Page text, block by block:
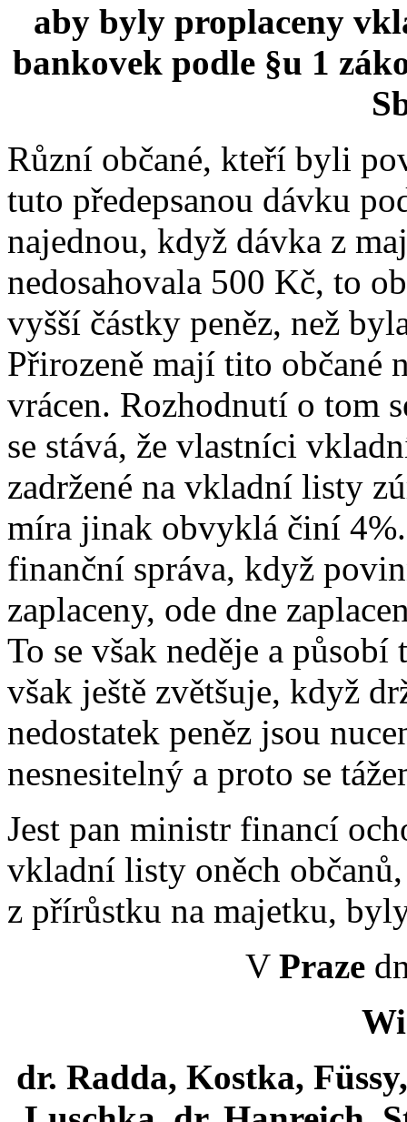
aby byly proplaceny
bankovek podle §u 1
Různí občané, kteří byli
tuto předepsanou dávku
najednou, když dávka z
nedosahovala 500 Kč, to
vyšší částky peněz, než
Přirozeně mají tito občané
vrácen. Rozhodnutí o tom
se stává, že vlastníci
zadržené na vkladní listy
míra jinak obvyklá činí
finanční správa, když
zaplaceny, ode dne
To se však neděje a
však ještě zvětšuje, když
nedostatek peněz jsou
nesnesitelný a proto se
Jest pan ministr financí
vkladní listy oněch
z přírůstku na majetku,
V Praze
dr. Radda, Kostka,